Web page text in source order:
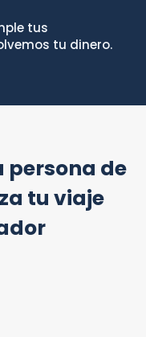
tus
tu dinero.
persona de
tu viaje